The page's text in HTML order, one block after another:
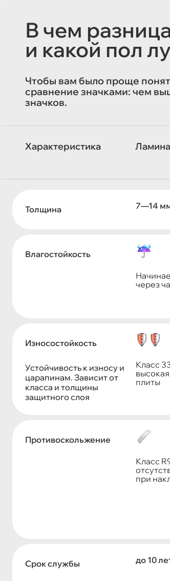
В чем
и какой пол
Чтобы вам было проще
сравнение значками: чем
значков.
Характеристика
Толщина 7—14
Влагостойкость
через
Износостойкость
Устойчивость к износу и
царапинам. Зависит от
класса и толщины
защитного слоя
Класс
плиты
Противоскольжение
Класс
при
Срок службы до 10